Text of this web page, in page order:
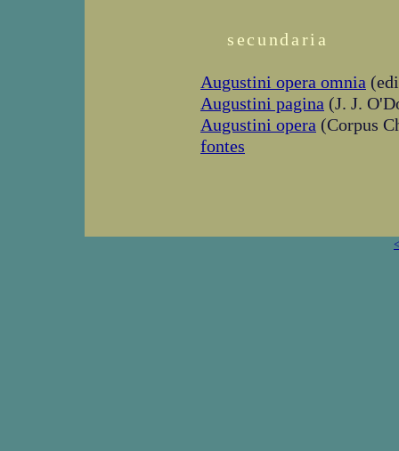
secundaria
Augustini opera omnia
Augustini pagina (J. J.
Augustini opera (Corpus
fontes